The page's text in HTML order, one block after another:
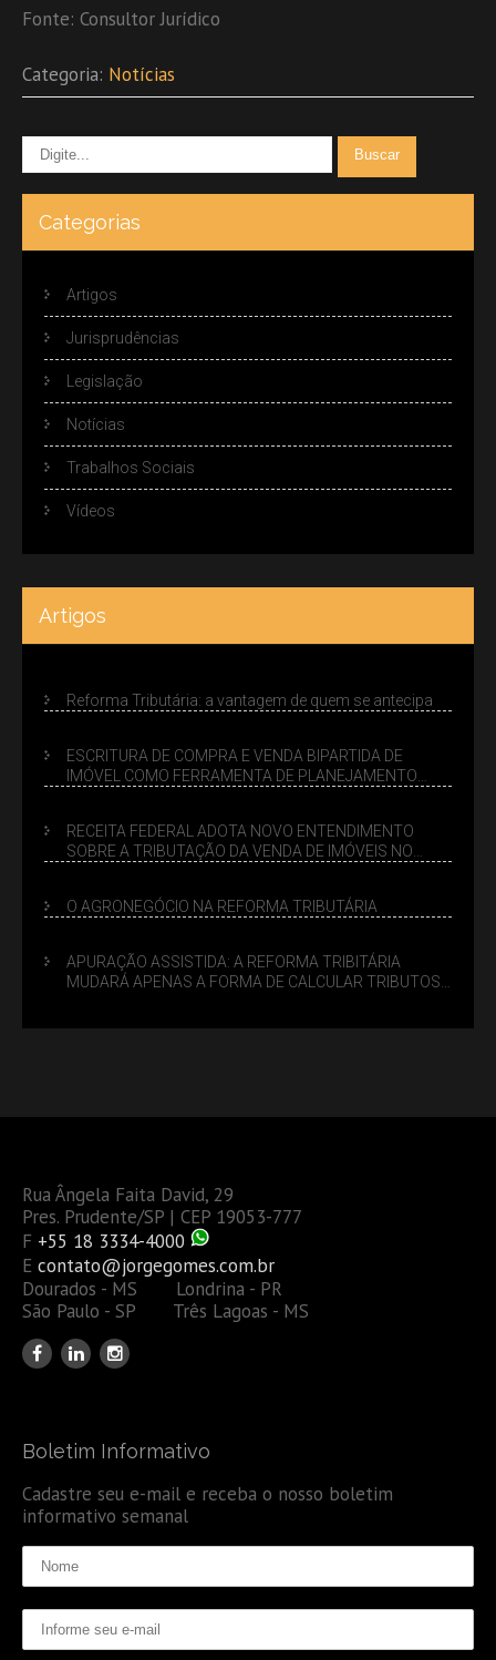
Fonte: Consultor Jurídico
Categoria: Notícias
Categorias
Artigos
Jurisprudências
Legislação
Notícias
Trabalhos Sociais
Vídeos
Artigos
Reforma Tributária: a vantagem de quem se antecipa
ESCRITURA DE COMPRA E VENDA BIPARTIDA DE
IMÓVEL COMO FERRAMENTA DE PLANEJAMENTO
RECEITA FEDERAL ADOTA NOVO ENTENDIMENTO
SOBRE A TRIBUTAÇÃO DA VENDA DE IMÓVEIS NO
O AGRONEGÓCIO NA REFORMA TRIBUTÁRIA
APURAÇÃO ASSISTIDA: A REFORMA TRIBITÁRIA
MUDARÁ APENAS A FORMA DE CALCULAR TRIBUTOS
Rua Ângela Faita David, 29
Pres. Prudente/SP | CEP 19053-777
F +55 18 3334-4000
E contato@jorgegomes.com.br
Dourados - MS Londrina - PR
São Paulo - SP Três Lagoas - MS
Boletim Informativo
Cadastre seu e-mail e receba o nosso boletim
informativo semanal